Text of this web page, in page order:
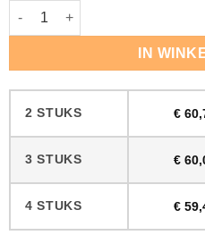
Lobadur 2K Invisible Protect AT
IN
2 STUKS €
3 STUKS €
4 STUKS €